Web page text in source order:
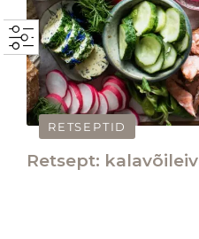
RETSEPTID
Retsept: